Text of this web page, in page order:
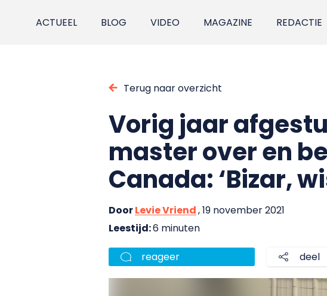
ACTUEEL BLOG VIDEO MAGAZINE REDACTIE
Terug naar overzicht
Vorig jaar
master over en
Canada: ‘Bizar,
DoorLevie Vriend, 19 november 2021
Leestijd:6 minuten
reageer deel